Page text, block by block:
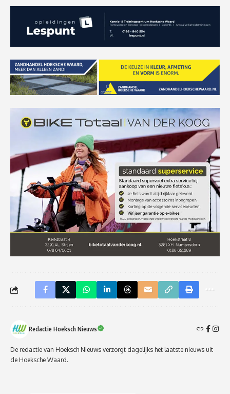
Redactie Hoeksch Nieuws
De redactie van Hoeksch Nieuws verzorgt dagelijks het laatste nieuws uit
de Hoeksche Waard.